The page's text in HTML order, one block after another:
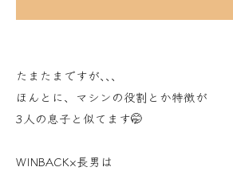
たまたまですが､､､
ほんとに、マシンの役割とか特徴が
3人の息子と似てます🤭
WINBACK×長男は